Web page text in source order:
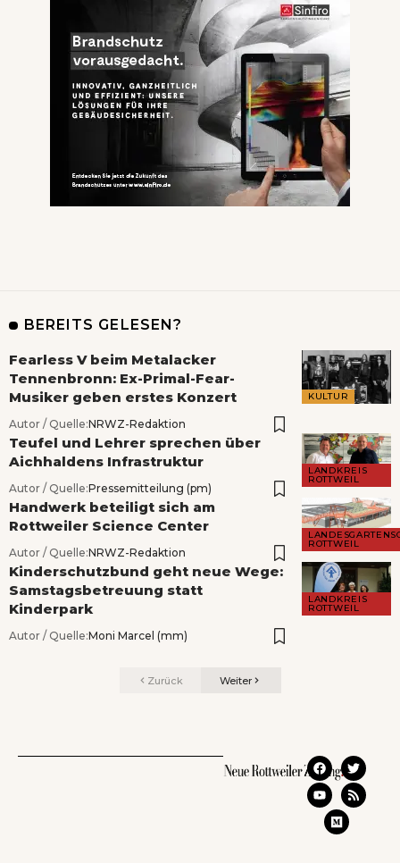
BEREITS GELESEN?
KULTUR
Fearless V beim Metalacker
Tennenbronn: Ex-Primal-Fear-
Musiker geben erstes Konzert
Autor / Quelle:NRWZ-Redaktion
LANDKREIS
ROTTWEIL
Teufel und Lehrer sprechen über
Aichhaldens Infrastruktur
Autor / Quelle:Pressemitteilung (pm)
ROTTWEIL
Handwerk beteiligt sich am
Rottweiler Science Center
Autor / Quelle:NRWZ-Redaktion
LANDKREIS
ROTTWEIL
Kinderschutzbund geht neue Wege:
Samstagsbetreuung statt
Kinderpark
Autor / Quelle:Moni Marcel (mm)
Zurück Weiter